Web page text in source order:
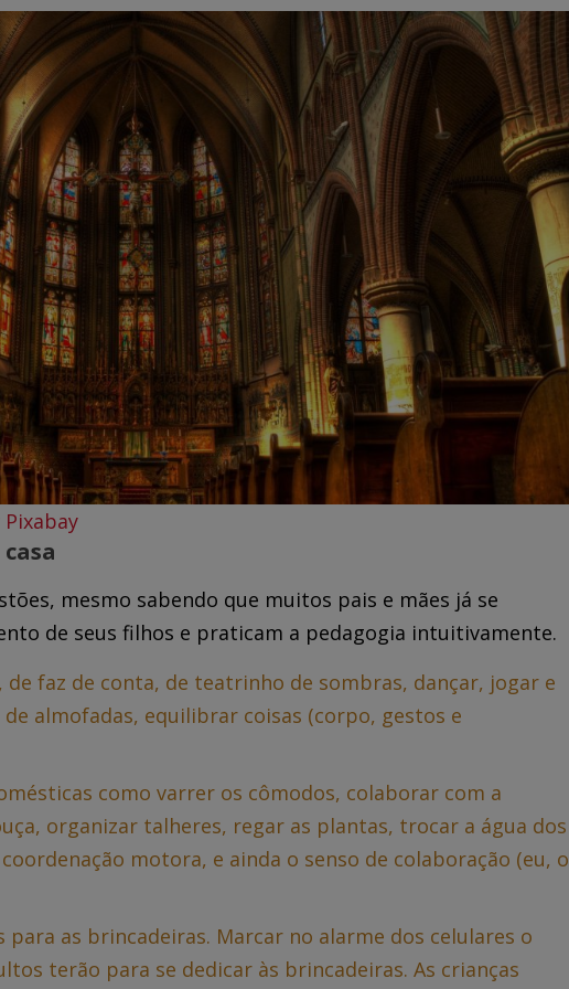
Pixabay
mesmo sabendo que muitos pais e mães já se
de seus filhos e praticam a pedagogia intuitivamente.
de faz de conta, de teatrinho de sombras, dançar, jogar e
almofadas, equilibrar coisas (corpo, gestos e
como varrer os cômodos, colaborar com a
organizar talheres, regar as plantas, trocar a água dos
motora, e ainda o senso de colaboração (eu, o
as brincadeiras. Marcar no alarme dos celulares o
terão para se dedicar às brincadeiras. As crianças